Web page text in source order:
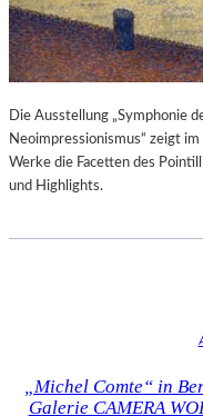
Die Ausstellung „Symphonie
Neoimpressionismus“ zeigt
Werke die Facetten des
und Highlights.
„Michel Comte“ in
Galerie CAMERA